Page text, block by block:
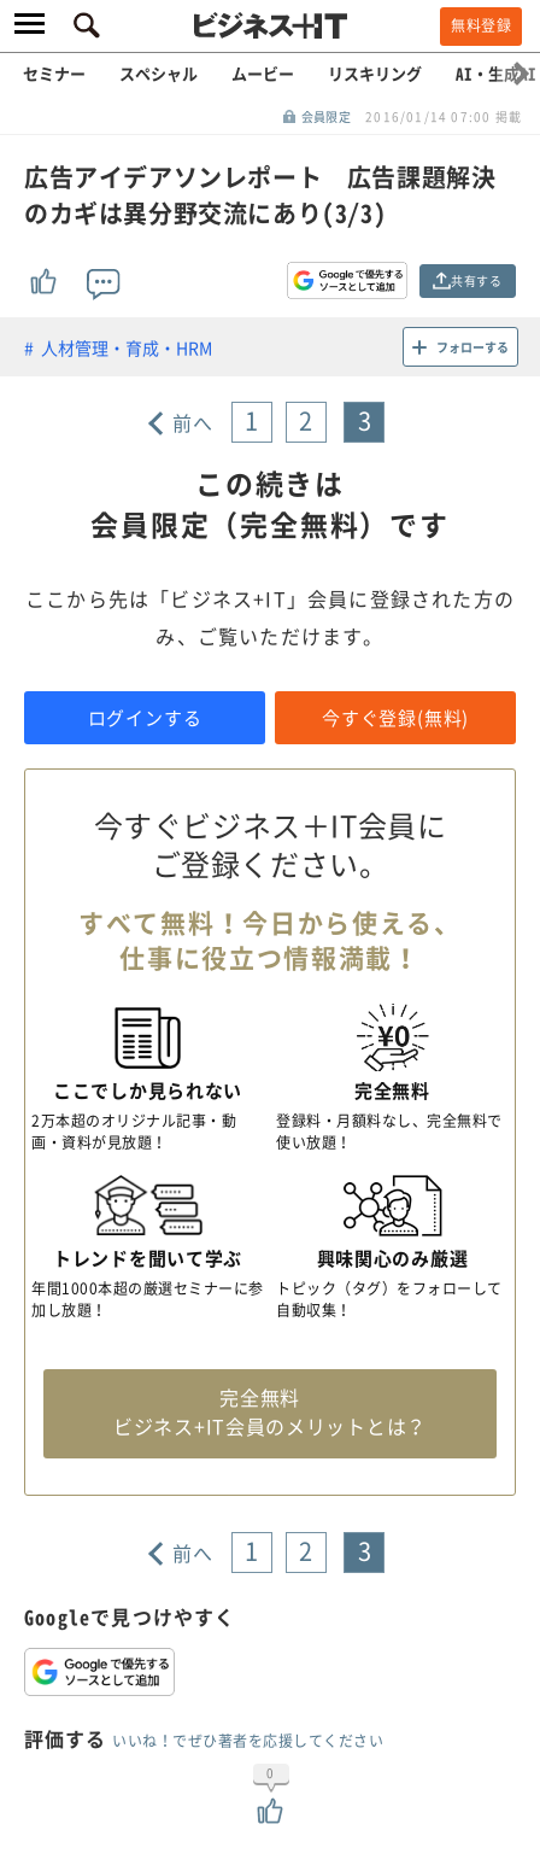
無料登録
セミナー スペシャル ムービー リスキリング AI・生成AI
会員限定 2016/01/14 07:00 掲載
広告アイデアソンレポート 広告課題解決
のカギは異分野交流にあり(3/3)
共有する
人材管理・育成・HRM フォローする
前へ 1 2 3
この続きは
会員限定（完全無料）です
ここから先は「ビジネス+IT」会員に登録された方の
み、ご覧いただけます。
ログインする 今すぐ登録(無料)
今すぐビジネス＋IT会員に
ご登録ください。
すべて無料！今日から使える、
仕事に役立つ情報満載！
ここでしか見られない
2万本超のオリジナル記事・動
画・資料が見放題！
完全無料
登録料・月額料なし、完全無料で
使い放題！
トレンドを聞いて学ぶ
年間1000本超の厳選セミナーに参
加し放題！
興味関心のみ厳選
トピック（タグ）をフォローして
自動収集！
完全無料
ビジネス+IT会員のメリットとは？
前へ 1 2 3
Googleで見つけやすく
評価する いいね！でぜひ著者を応援してください
0